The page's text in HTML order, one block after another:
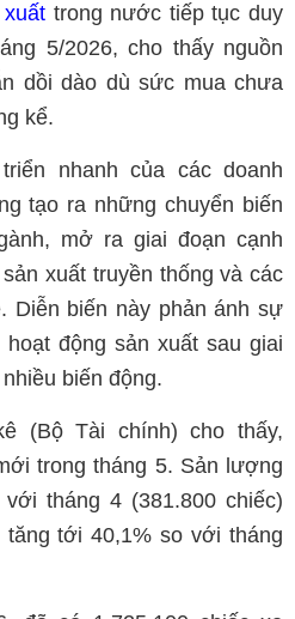
trong nước tiếp tục duy
5/2026, cho thấy nguồn
dồi dào dù sức mua chưa
kể.
nhanh của các doanh
tạo ra những chuyển biến
mở ra giai đoạn cạnh
xuất truyền thống và các
Diễn biến này phản ánh sự
động sản xuất sau giai
biến động.
(Bộ Tài chính) cho thấy,
trong tháng 5. Sản lượng
tháng 4 (381.800 chiếc)
tới 40,1% so với tháng